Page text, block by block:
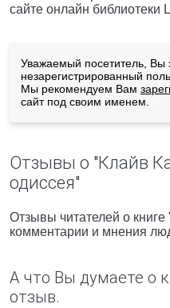
сайте онлайн библиотеки
Уважаемый посетитель, Вы
незарегистрированный
Мы рекомендуем Вам
сайт под своим именем.
Отзывы о "Клайв
одиссея"
Отзывы читателей о
комментарии и мнения
А что Вы думаете о
отзыв.